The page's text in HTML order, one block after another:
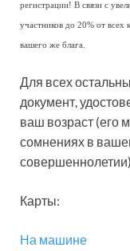
регистрации! В связи с
участников до 20% от
вашего же блага.
Для всех
документ,
ваш возраст (его
сомнениях в
Карты:
На машине